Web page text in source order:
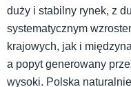
duży i stabilny rynek, z
systematycznym
krajowych, jak i
a popyt generowany
wysoki. Polska